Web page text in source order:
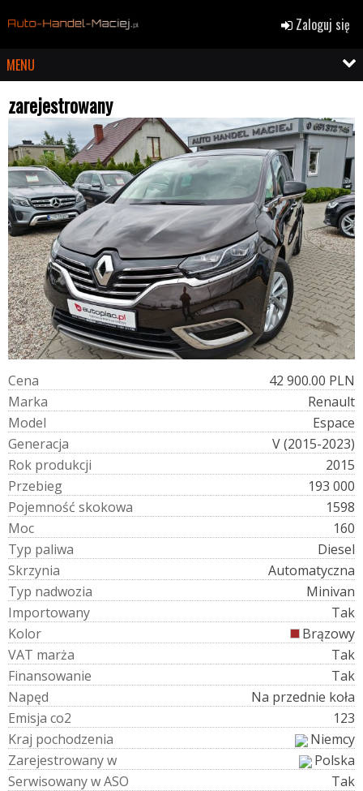
Zaloguj się
MENU
zarejestrowany
Cena
42 900.00 PLN
Marka
Renault
Model
Espace
Generacja
V (2015-2023)
Rok produkcji
2015
Przebieg
193 000
Pojemność skokowa
1598
Moc
160
Typ paliwa
Diesel
Skrzynia
Automatyczna
Typ nadwozia
Minivan
Importowany
Tak
Kolor
Brązowy
VAT marża
Tak
Finansowanie
Tak
Napęd
Na przednie koła
Emisja co2
123
Kraj pochodzenia
Niemcy
Zarejestrowanyw
Polska
SerwisowanywASO
Tak